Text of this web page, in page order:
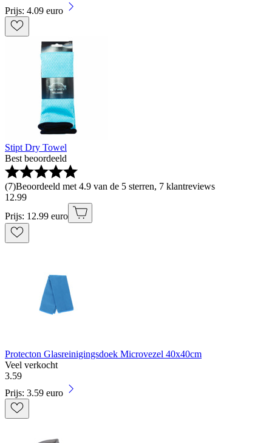
Prijs: 4.09 euro
Stipt Dry Towel
Best beoordeeld
(7)Beoordeeld met 4.9 van de 5 sterren, 7 klantreviews
12.99
Prijs: 12.99 euro
Protecton Glasreinigingsdoek Microvezel 40x40cm
Veel verkocht
3.59
Prijs: 3.59 euro